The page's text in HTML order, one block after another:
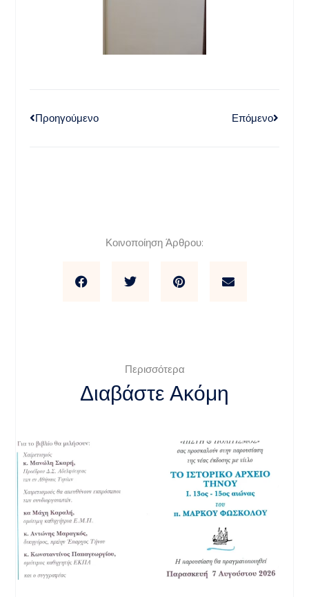
Προηγούμενο Επόμενο
Κοινοποίηση Άρθρου:
Περισσότερα
Διαβάστε Ακόμη